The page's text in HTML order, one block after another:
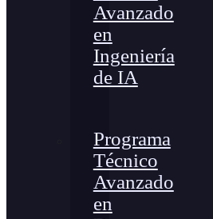
Avanzado
en
Ingeniería
de IA
Programa
Técnico
Avanzado
en